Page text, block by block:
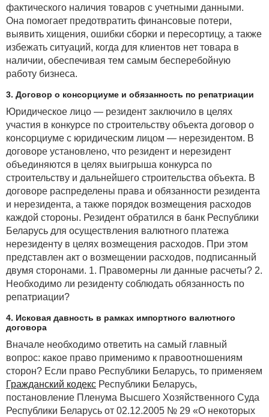
фактического наличия товаров с учетными данными.
Она помогает предотвратить финансовые потери,
выявить хищения, ошибки сборки и пересортицу, а также
избежать ситуаций, когда для клиентов нет товара в
наличии, обеспечивая тем самым бесперебойную
работу бизнеса.
3. Договор о консорциуме и обязанность по репатриации
Юридическое лицо — резидент заключило в целях
участия в конкурсе по строительству объекта договор о
консорциуме с юридическим лицом — нерезидентом. В
договоре установлено, что резидент и нерезидент
объединяются в целях выигрыша конкурса по
строительству и дальнейшего строительства объекта. В
договоре распределены права и обязанности резидента
и нерезидента, а также порядок возмещения расходов
каждой стороны. Резидент обратился в банк Республики
Беларусь для осуществления валютного платежа
нерезиденту в целях возмещения расходов. При этом
представлен акт о возмещении расходов, подписанный
двумя сторонами. 1. Правомерны ли данные расчеты? 2.
Необходимо ли резиденту соблюдать обязанность по
репатриации?
4. Исковая давность в рамках импортного валютного
договора
Вначале необходимо ответить на самый главный
вопрос: какое право применимо к правоотношениям
сторон? Если право Республики Беларусь, то применяем
Гражданский кодекс Республики Беларусь,
постановление Пленума Высшего Хозяйственного Суда
Республики Беларусь от 02.12.2005 № 29 «О некоторых